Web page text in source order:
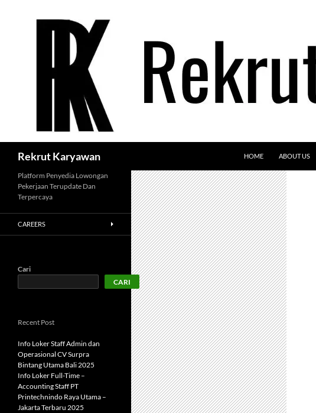
Rekrut Karyawan HOME ABOUT US
Platform Penyedia Lowongan
Pekerjaan Terupdate Dan
Terpercaya
CAREERS
Cari
CARI
Recent Post
Info Loker Staff Admin dan
Operasional CV Surpra
Bintang Utama Bali 2025
Info Loker Full-Time –
Accounting Staff PT
Printechnindo Raya Utama –
Jakarta Terbaru 2025